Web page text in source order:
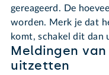
gereageerd. De
worden. Merk je dat
komt, schakel dit dan
Meldingen
uitzetten